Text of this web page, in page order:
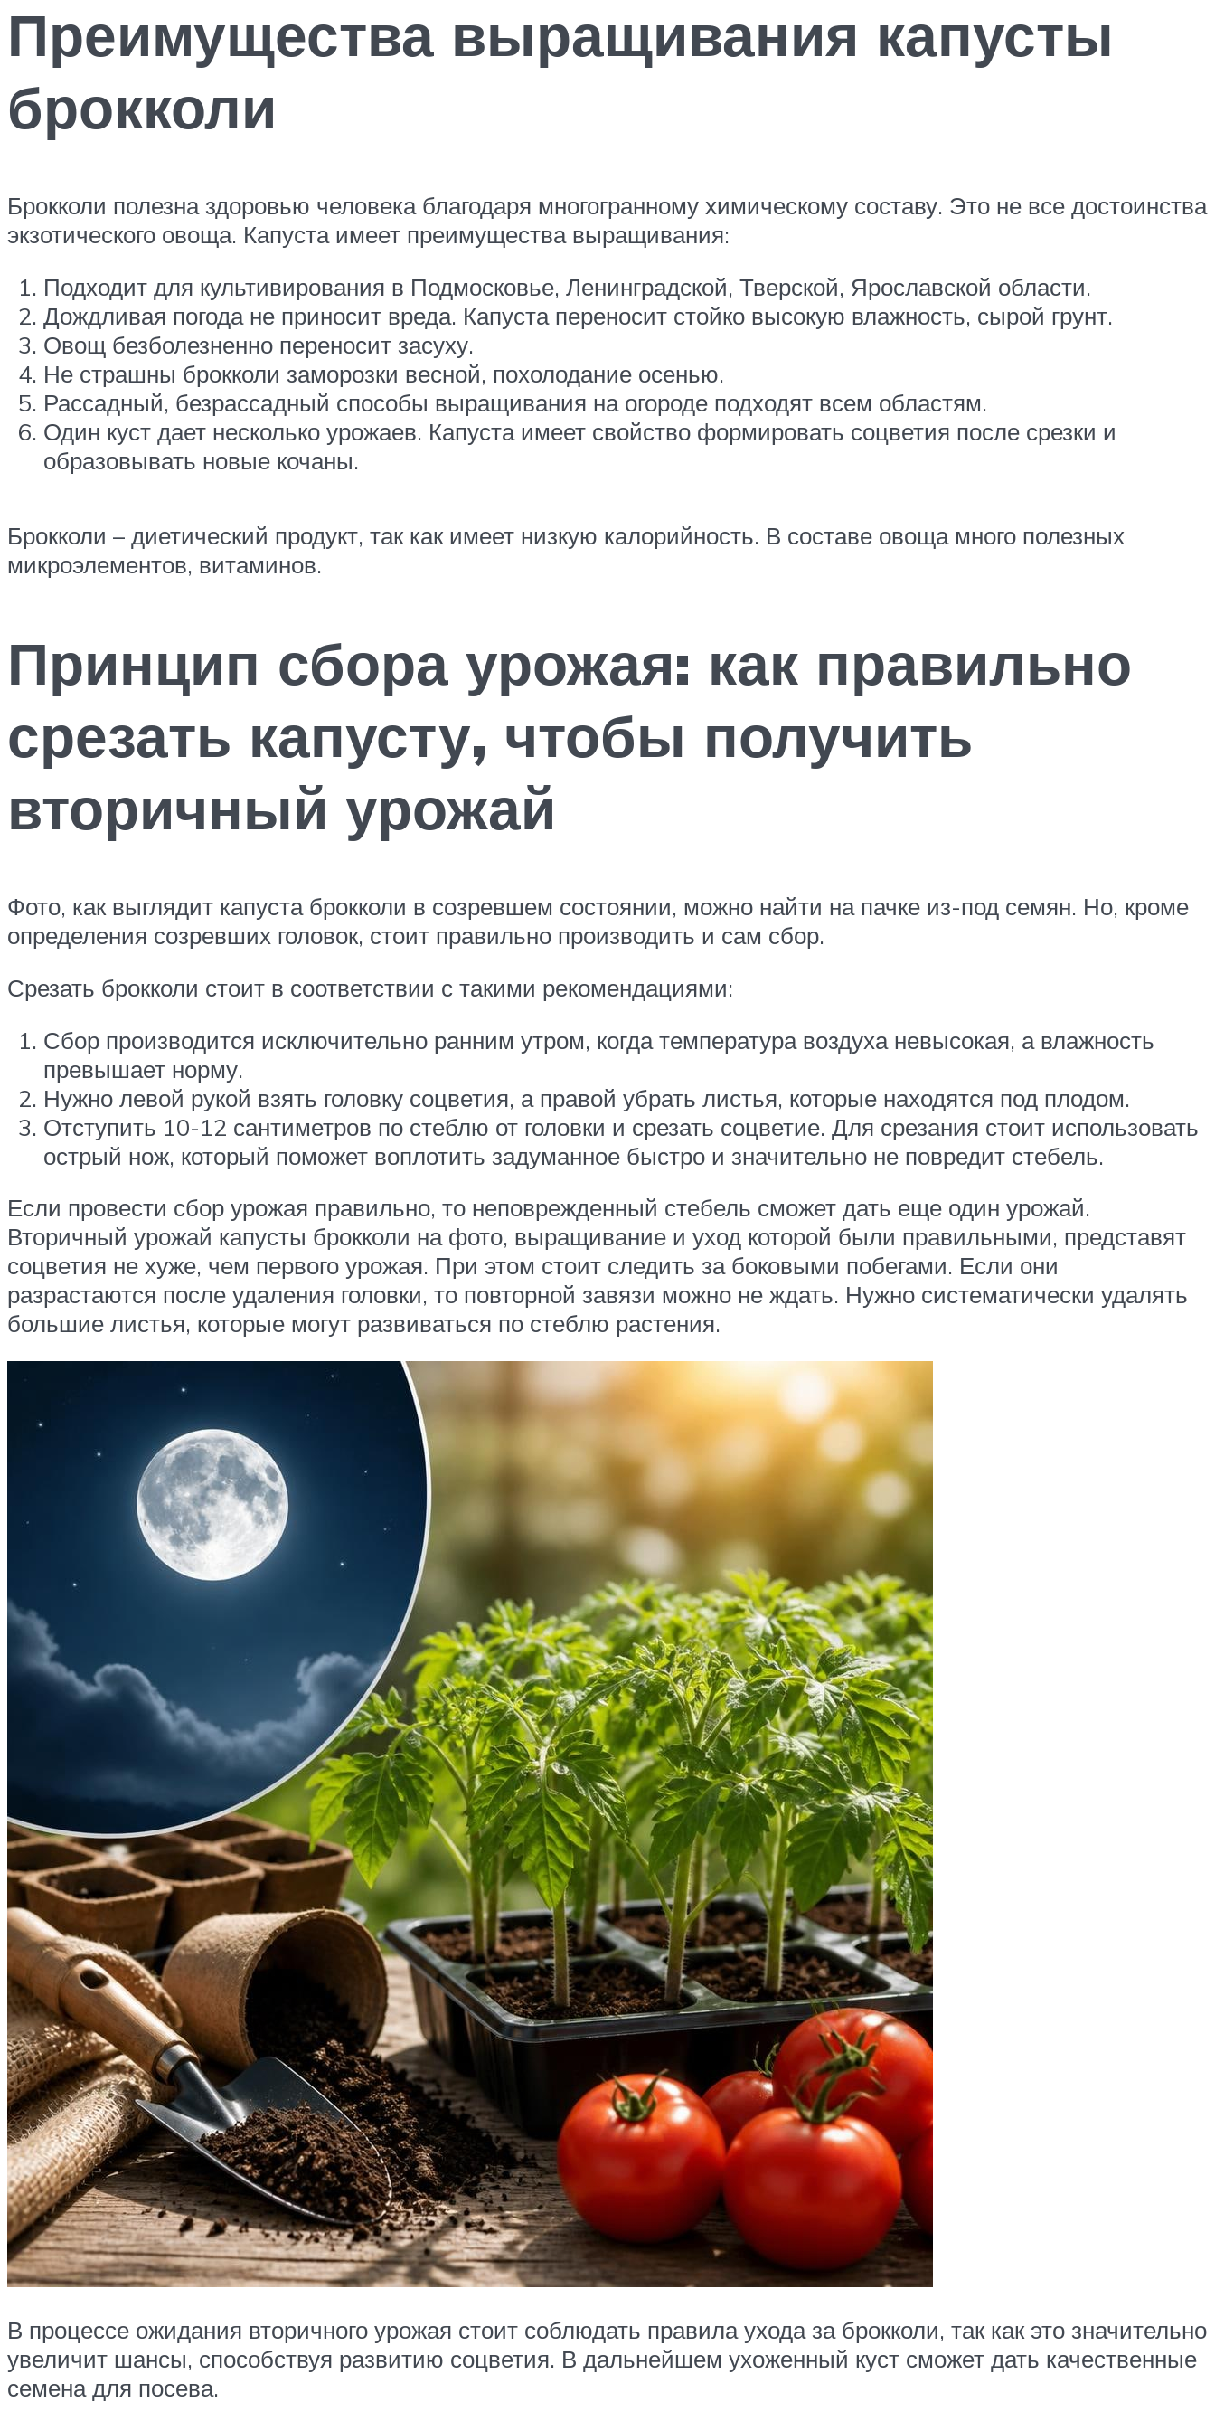
Преимущества выращивания капусты
брокколи
Брокколи полезна здоровью человека благодаря многогранному химическому составу. Это не все достоинства
экзотического овоща. Капуста имеет преимущества выращивания:
Подходит для культивирования в Подмосковье, Ленинградской, Тверской, Ярославской области.
Дождливая погода не приносит вреда. Капуста переносит стойко высокую влажность, сырой грунт.
Овощ безболезненно переносит засуху.
Не страшны брокколи заморозки весной, похолодание осенью.
Рассадный, безрассадный способы выращивания на огороде подходят всем областям.
Один куст дает несколько урожаев. Капуста имеет свойство формировать соцветия после срезки и
образовывать новые кочаны.
Брокколи – диетический продукт, так как имеет низкую калорийность. В составе овоща много полезных
микроэлементов, витаминов.
Принцип сбора урожая: как правильно
срезать капусту, чтобы получить
вторичный урожай
Фото, как выглядит капуста брокколи в созревшем состоянии, можно найти на пачке из-под семян. Но, кроме
определения созревших головок, стоит правильно производить и сам сбор.
Срезать брокколи стоит в соответствии с такими рекомендациями:
Сбор производится исключительно ранним утром, когда температура воздуха невысокая, а влажность
превышает норму.
Нужно левой рукой взять головку соцветия, а правой убрать листья, которые находятся под плодом.
Отступить 10-12 сантиметров по стеблю от головки и срезать соцветие. Для срезания стоит использовать
острый нож, который поможет воплотить задуманное быстро и значительно не повредит стебель.
Если провести сбор урожая правильно, то неповрежденный стебель сможет дать еще один урожай.
Вторичный урожай капусты брокколи на фото, выращивание и уход которой были правильными, представят
соцветия не хуже, чем первого урожая. При этом стоит следить за боковыми побегами. Если они
разрастаются после удаления головки, то повторной завязи можно не ждать. Нужно систематически удалять
большие листья, которые могут развиваться по стеблю растения.
В процессе ожидания вторичного урожая стоит соблюдать правила ухода за брокколи, так как это значительно
увеличит шансы, способствуя развитию соцветия. В дальнейшем ухоженный куст сможет дать качественные
семена для посева.